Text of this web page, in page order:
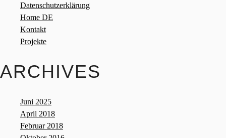
Datenschutzerklärung
Home DE
Kontakt
Projekte
ARCHIVES
Juni 2025
April 2018
Februar 2018